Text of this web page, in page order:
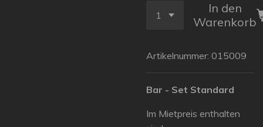
In den
Warenkorb
Artikelnummer: 015009
Bar - Set Standard
Im Mietpreis enthalten